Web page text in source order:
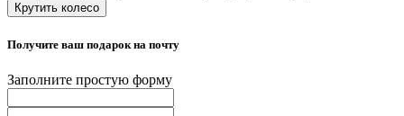
Крутить колесо
Получите ваш подарок на почту
Заполните простую форму